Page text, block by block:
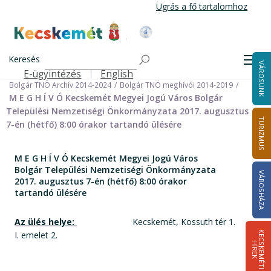
tartalomra
Ugrás a fő tartalomhoz
Kecskemét Város Honlapja
Keresés
Felső navigáció
E-ügyintézés English VÁROSUNK
TURIZMUS
VÁROSHÁZA
K
E
C
S
K
E
M
É
T
I
HÍ
R
E
K
Önkormányzat
Nemzetiségi Önkormányzatok
Bolgár Települési Nemzetiségi Önkormányzat
Bolgár TNÖ Archív 2014-2024
Bolgár TNÖ meghívói 2014-2019
M E G H Í V Ó Kecskemét Megyei Jogú Város Bolgár
Települési Nemzetiségi Önkormányzata 2017. augusztus
7-én (hétfő) 8:00 órakor tartandó ülésére
M E G H Í V Ó Kecskemét Megyei Jogú Város
Bolgár Települési Nemzetiségi Önkormányzata
2017. augusztus 7-én (hétfő) 8:00 órakor
tartandó ülésére
Az ülés helye:
Kecskemét, Kossuth tér 1.
I. emelet 2.